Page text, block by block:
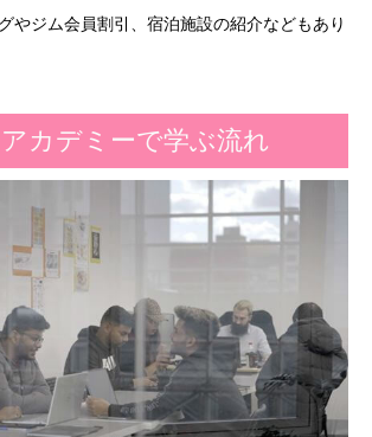
やジム会員割引、宿泊施設の紹介などもあり
カデミーで学ぶ流れ